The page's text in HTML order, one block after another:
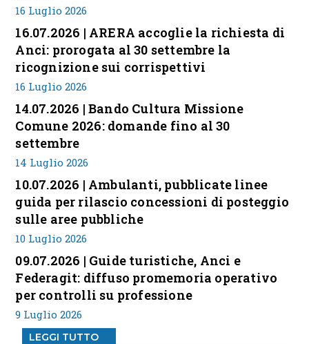
16 Luglio 2026
16.07.2026 | ARERA accoglie la richiesta di
Anci: prorogata al 30 settembre la
ricognizione sui corrispettivi
16 Luglio 2026
14.07.2026 | Bando Cultura Missione
Comune 2026: domande fino al 30
settembre
14 Luglio 2026
10.07.2026 | Ambulanti, pubblicate linee
guida per rilascio concessioni di posteggio
sulle aree pubbliche
10 Luglio 2026
09.07.2026 | Guide turistiche, Anci e
Federagit: diffuso promemoria operativo
per controlli su professione
9 Luglio 2026
LEGGI TUTTO